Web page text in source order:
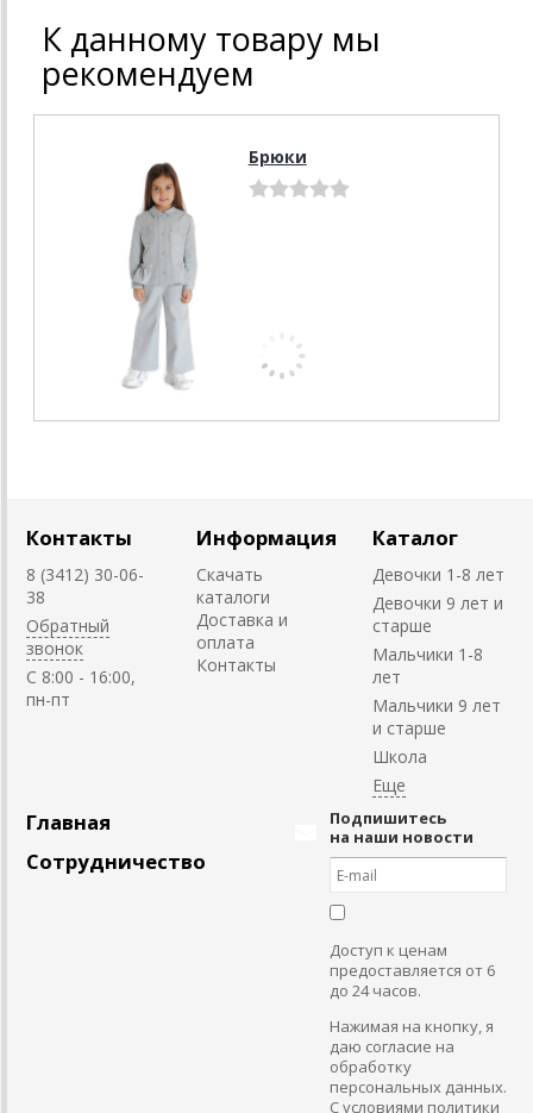
К данному товару мы
рекомендуем
Брюки
Контакты
8 (3412) 30-06-
38
Обратный
звонок
C 8:00 - 16:00,
пн-пт
Информация
Скачать
каталоги
Доставка и
оплата
Контакты
Каталог
Девочки 1-8 лет
Девочки 9 лет и
старше
Мальчики 1-8
лет
Мальчики 9 лет
и старше
Школа
Главная
Сотрудничество
Подпишитесь
на наши новости
Доступ к ценам
предоставляется от 6
до 24 часов.
Нажимая на кнопку, я
даю согласие на
обработку
персональных данных.
С условиями политики